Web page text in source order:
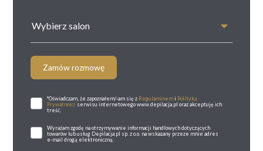
Wybierz salon
Zamów rozmowę
*Oświadczam, że zapoznałem/-am się z Regulaminemi Polityką
Prywatności serwisu internetowego www.depilacja.pl oraz akceptuję ich
treść.
Wyrażam zgodę na otrzymywanie informacji handlowych dotyczących
towarów lub usług Depilacja.pl sp. z o.o. na wskazany przeze mnie adres
e-mail drogą elektroniczną.